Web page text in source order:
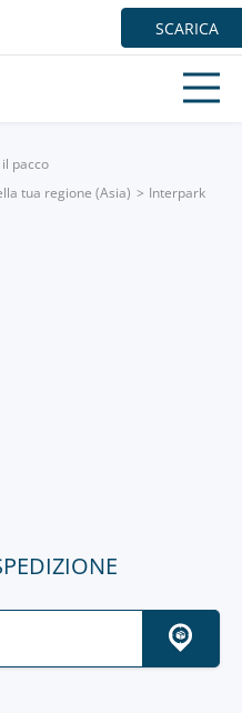
SCARICA
pacco
tua regione (Asia)
Interpark